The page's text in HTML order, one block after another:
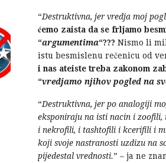
“Destruktivna, jer vredja moj
ćemo zaista da se frljamo
“argumentima“??? Nismo li
istu besmislenu rečenicu od
i nas ateiste treba zakonom
“vredjamo njihov pogled na
“Destruktivna, jer po analogiji
eksponiraju na isti nacin i zoofili,
i nekrofili, i tashtofili i kcerifili i
koji svoje nastranosti uzdizu na
pijedestal vrednosti.” – ja ne